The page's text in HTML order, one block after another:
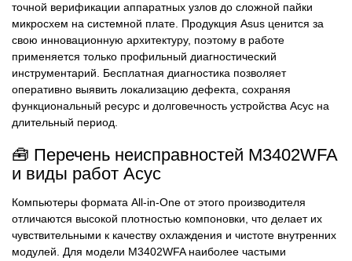
точной верификации аппаратных узлов до сложной пайки
микросхем на системной плате. Продукция Asus ценится за
свою инновационную архитектуру, поэтому в работе
применяется только профильный диагностический
инструментарий. Бесплатная диагностика позволяет
оперативно выявить локализацию дефекта, сохраняя
функциональный ресурс и долговечность устройства Асус на
длительный период.
🧰 Перечень неисправностей M3402WFA
и виды работ Асус
Компьютеры формата All-in-One от этого производителя
отличаются высокой плотностью компоновки, что делает их
чувствительными к качеству охлаждения и чистоте внутренних
модулей. Для модели M3402WFA наиболее частыми